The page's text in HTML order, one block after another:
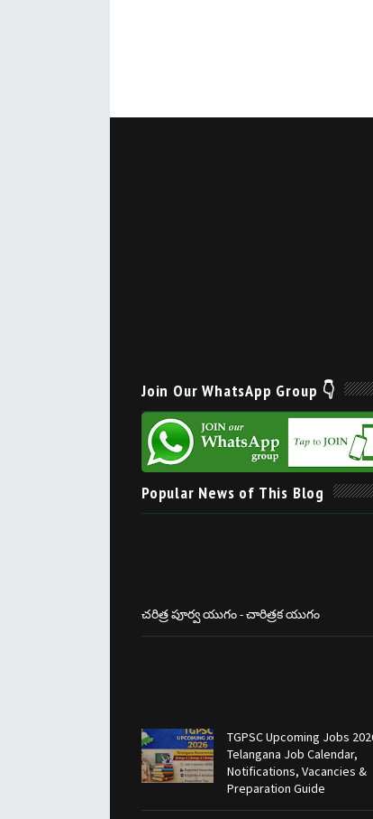
Join Our WhatsApp Group 👇
Popular News of This Blog
చరిత్ర పూర్వ యుగం - చారిత్రక యుగం
TGPSC Upcoming Jobs
Telangana Job Calendar,
Notifications, Vacancies &
Preparation Guide